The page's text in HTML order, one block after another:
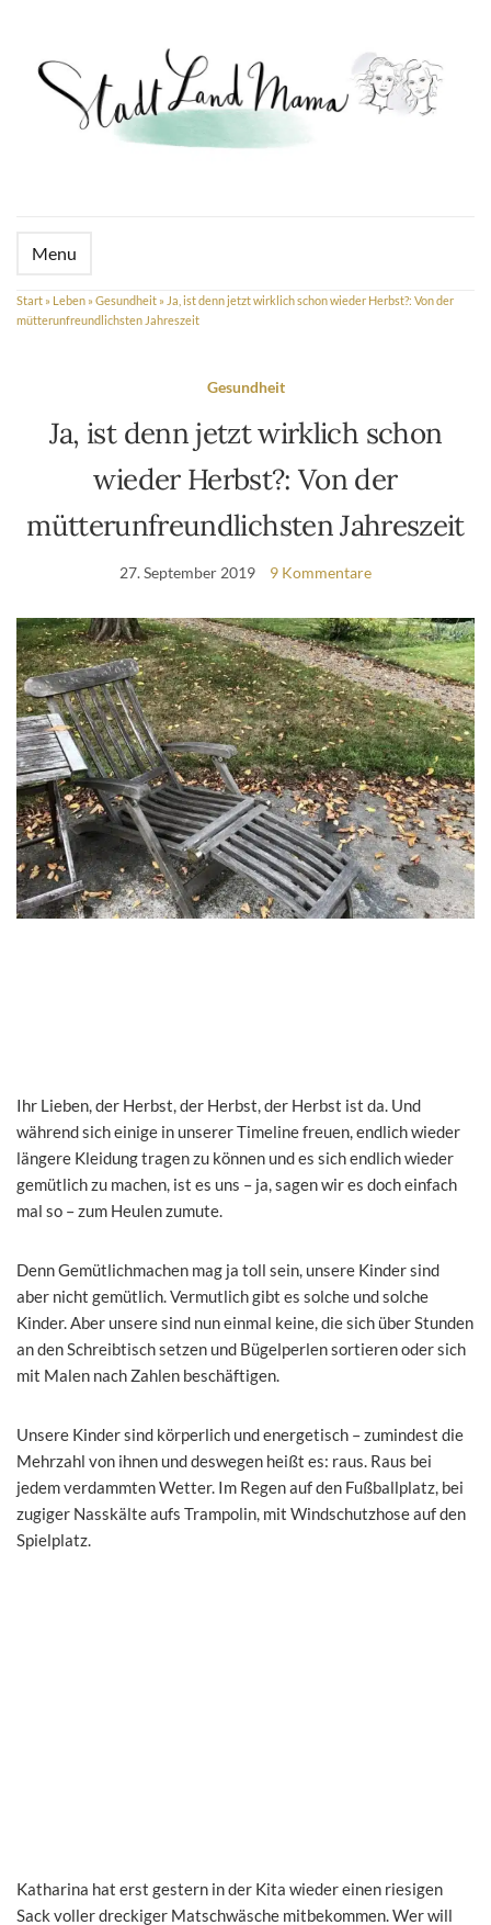
Menu
Start » Leben » Gesundheit » Ja, ist denn jetzt wirklich schon wieder Herbst?: Von der
mütterunfreundlichsten Jahreszeit
Gesundheit
Ja, ist denn jetzt wirklich schon
wieder Herbst?: Von der
mütterunfreundlichsten Jahreszeit
27. September 2019 9 Kommentare
Ihr Lieben, der Herbst, der Herbst, der Herbst ist da. Und
während sich einige in unserer Timeline freuen, endlich wieder
längere Kleidung tragen zu können und es sich endlich wieder
gemütlich zu machen, ist es uns – ja, sagen wir es doch einfach
mal so – zum Heulen zumute.
Denn Gemütlichmachen mag ja toll sein, unsere Kinder sind
aber nicht gemütlich. Vermutlich gibt es solche und solche
Kinder. Aber unsere sind nun einmal keine, die sich über Stunden
an den Schreibtisch setzen und Bügelperlen sortieren oder sich
mit Malen nach Zahlen beschäftigen.
Unsere Kinder sind körperlich und energetisch – zumindest die
Mehrzahl von ihnen und deswegen heißt es: raus. Raus bei
jedem verdammten Wetter. Im Regen auf den Fußballplatz, bei
zugiger Nasskälte aufs Trampolin, mit Windschutzhose auf den
Spielplatz.
Katharina hat erst gestern in der Kita wieder einen riesigen
Sack voller dreckiger Matschwäsche mitbekommen. Wer will